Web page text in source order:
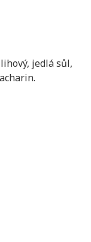
jedlá sůl,